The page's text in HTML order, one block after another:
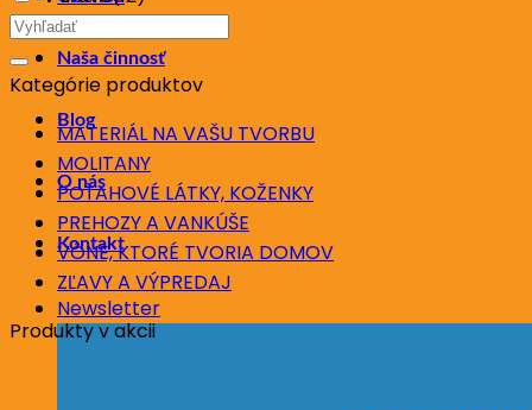
Naša činnosť
Blog
O nás
Kontakt
Newsletter
Hľadať:
Kategórie produktov
MATERIÁL NA VAŠU TVORBU
MOLITANY
POŤAHOVÉ LÁTKY, KOŽENKY
PREHOZY A VANKÚŠE
VÔNE, KTORÉ TVORIA DOMOV
ZĽAVY A VÝPREDAJ
Produkty v akcii